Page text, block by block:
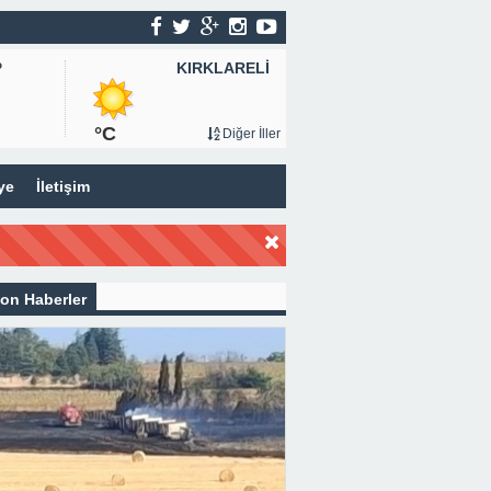
KIRKLARELİ
°C Diğer İller
İletişim
Haberler